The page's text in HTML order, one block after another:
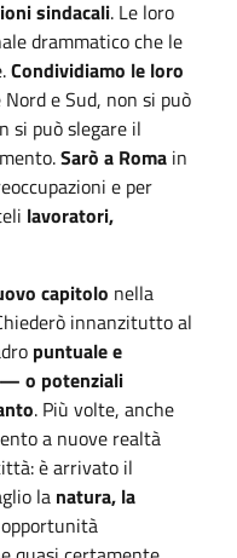
sindacali. Le loro
drammatico che le
Condividiamo le loro
e Sud, non si può
si può slegare il
Sarò a Roma in
e per
lavoratori,
capitolo nella
innanzitutto al
puntuale e
o potenziali
. Più volte, anche
a nuove realtà
è arrivato il
la natura, la